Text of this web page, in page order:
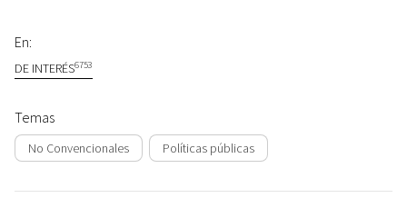
En:
DE INTERÉS6753
Temas
No Convencionales Políticas públicas